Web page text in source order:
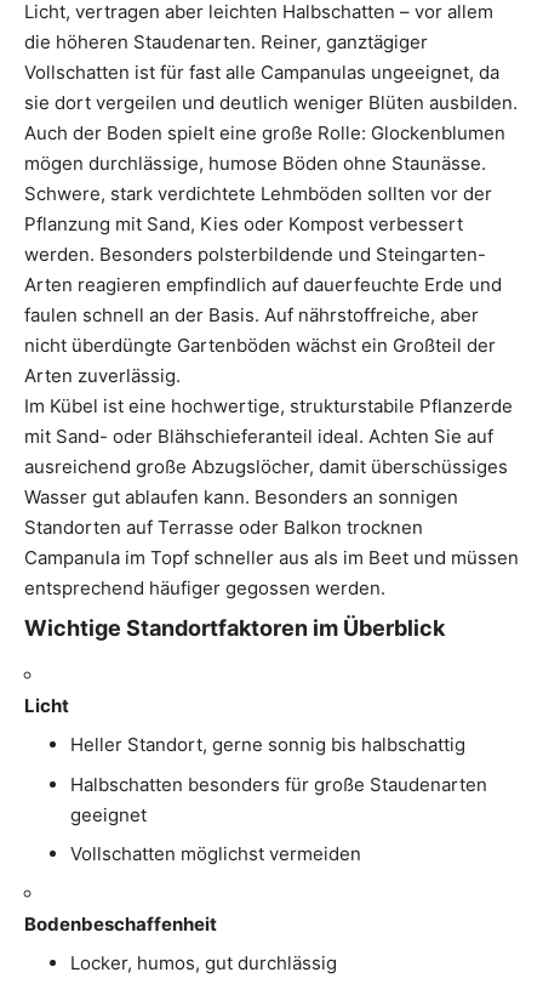
Licht, vertragen aber leichten Halbschatten – vor allem
die höheren Staudenarten. Reiner, ganztägiger
Vollschatten ist für fast alle Campanulas ungeeignet, da
sie dort vergeilen und deutlich weniger Blüten ausbilden.
Auch der Boden spielt eine große Rolle: Glockenblumen
mögen durchlässige, humose Böden ohne Staunässe.
Schwere, stark verdichtete Lehmböden sollten vor der
Pflanzung mit Sand, Kies oder Kompost verbessert
werden. Besonders polsterbildende und Steingarten-
Arten reagieren empfindlich auf dauerfeuchte Erde und
faulen schnell an der Basis. Auf nährstoffreiche, aber
nicht überdüngte Gartenböden wächst ein Großteil der
Arten zuverlässig.
Im Kübel ist eine hochwertige, strukturstabile Pflanzerde
mit Sand- oder Blähschieferanteil ideal. Achten Sie auf
ausreichend große Abzugslöcher, damit überschüssiges
Wasser gut ablaufen kann. Besonders an sonnigen
Standorten auf Terrasse oder Balkon trocknen
Campanula im Topf schneller aus als im Beet und müssen
entsprechend häufiger gegossen werden.
Wichtige Standortfaktoren im Überblick
Licht
Heller Standort, gerne sonnig bis halbschattig
Halbschatten besonders für große Staudenarten
geeignet
Vollschatten möglichst vermeiden
Bodenbeschaffenheit
Locker, humos, gut durchlässig